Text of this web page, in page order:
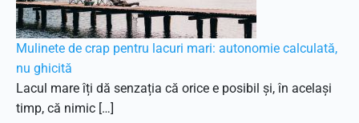
Mulinete de crap pentru lacuri mari: autonomie calculată,
nu ghicită
Lacul mare îți dă senzația că orice e posibil și, în același
timp, că nimic […]